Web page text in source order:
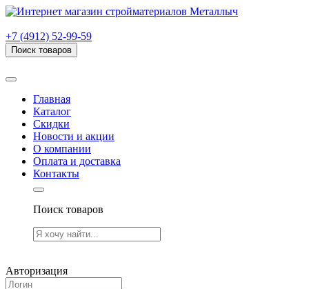
+7 (4912) 52-99-59
Поиск товаров
Главная
Каталог
Скидки
Новости и акции
О компании
Оплата и доставка
Контакты
Поиск товаров
Авторизация